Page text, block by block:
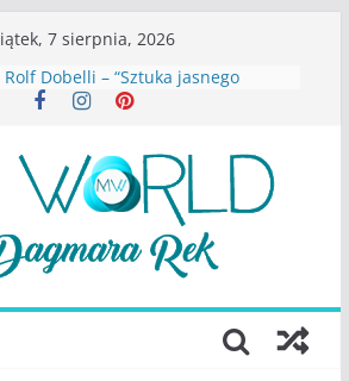
7 sierpnia, 2026
Rolf Dobelli – “Sztuka jasnego
myślenia”
Konstancina. Sekrety seksbiznesu”
Katarzyna Lewandowicz – Zanim
straciliśmy siebie
Judith Joseph – “Wysoko
funkcjonująca depresja”
S.Wynn-Williams – “Bezwzględni. O
największego portalu